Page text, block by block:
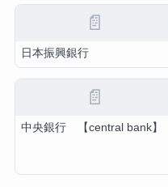
📄
日本振興銀行
📄
中央銀行 【central bank】